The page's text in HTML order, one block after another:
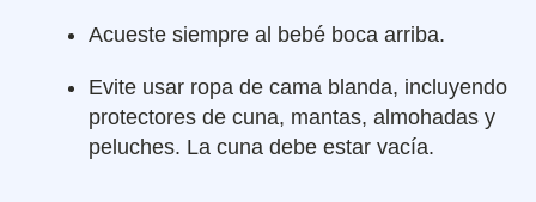
Acueste siempre al bebé boca arriba.
Evite usar ropa de cama blanda, incluyendo
protectores de cuna, mantas, almohadas y
peluches. La cuna debe estar vacía.